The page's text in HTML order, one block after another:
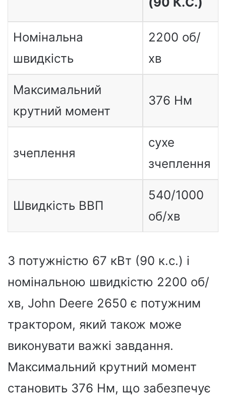
Номінальна
швидкість
2200 об/
хв
Максимальний
крутний момент
376 Нм
зчеплення
сухе
зчеплення
Швидкість ВВП
540/1000
об/хв
З потужністю 67 кВт (90 к.с.) і
номінальною швидкістю 2200 об/
хв, John Deere 2650 є потужним
трактором, який також може
виконувати важкі завдання.
Максимальний крутний момент
становить 376 Нм, що забезпечує